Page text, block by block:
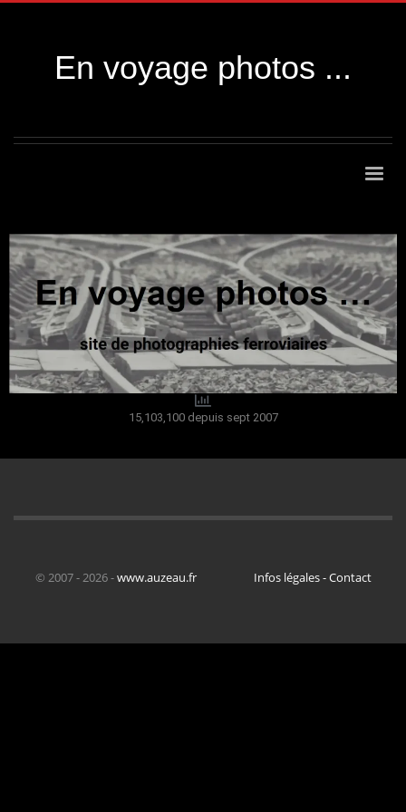
En voyage photos ...
15,103,100 depuis sept 2007
© 2007 - 2026 -www.auzeau.fr Infos légales - Contact